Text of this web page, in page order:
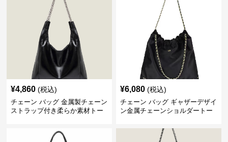
¥4,860 (税込)
チェーン バッグ 金属製チェーン
ストラップ付き柔らか素材トー
¥6,080 (税込)
チェーン バッグ ギャザーデザイ
ン金属チェーンショルダートー